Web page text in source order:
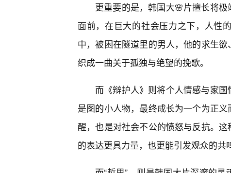
更重要的是，韩国大🌸片擅长将
面前，在巨大的社会压力之下，人性
中，被困在隧道里的男人，他的求生
织成一曲关于孤独与绝望的挽歌。
而《辩护人》则将个人情感与家
是图的小人物，最终成长为一个为正
醒，也是对社会不公的愤怒与反抗。
的表达更具力量，也更能引发观众的共